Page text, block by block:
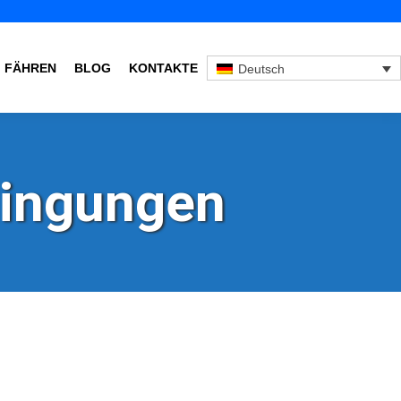
FÄHREN BLOG KONTAKTE Deutsch